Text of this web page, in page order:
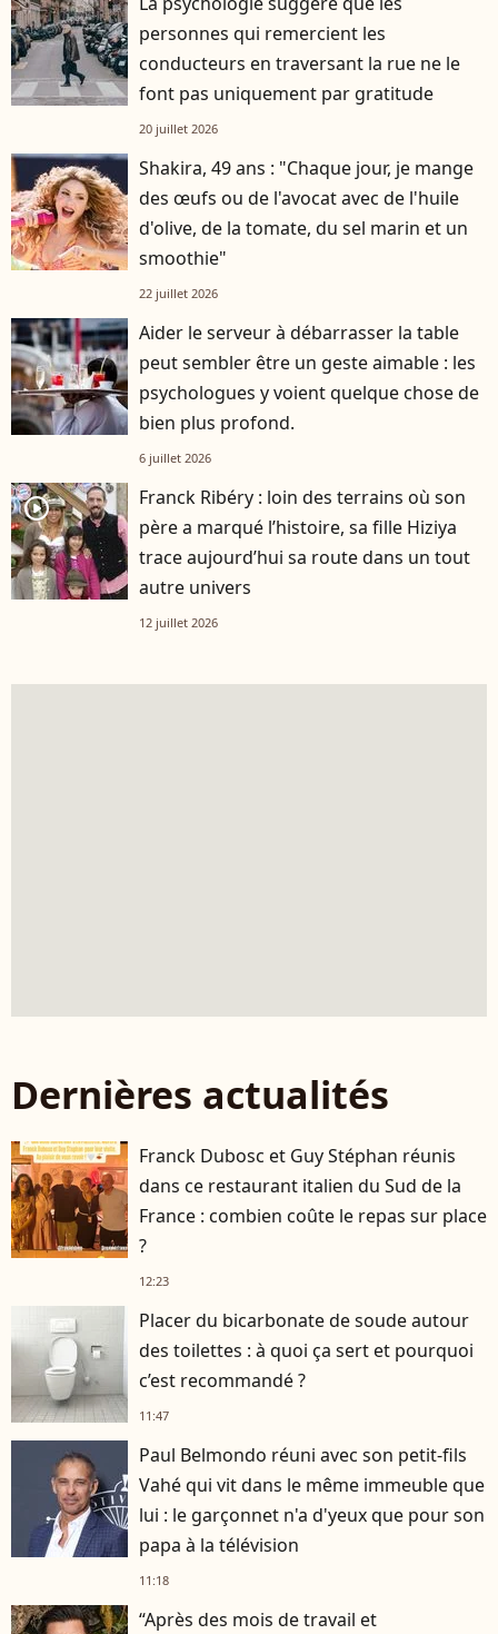
personnes qui remercient les
conducteurs en traversant la rue ne le
font pas uniquement par gratitude
20 juillet 2026
Shakira, 49 ans : "Chaque jour, je mange
des œufs ou de l'avocat avec de l'huile
d'olive, de la tomate, du sel marin et un
smoothie"
22 juillet 2026
Aider le serveur à débarrasser la table
peut sembler être un geste aimable : les
psychologues y voient quelque chose de
bien plus profond.
6 juillet 2026
player2
Franck Ribéry : loin des terrains où son
père a marqué l’histoire, sa fille Hiziya
trace aujourd’hui sa route dans un tout
autre univers
12 juillet 2026
Dernières actualités
Franck Dubosc et Guy Stéphan réunis
dans ce restaurant italien du Sud de la
France : combien coûte le repas sur place
?
12:23
Placer du bicarbonate de soude autour
des toilettes : à quoi ça sert et pourquoi
c’est recommandé ?
11:47
Paul Belmondo réuni avec son petit-fils
Vahé qui vit dans le même immeuble que
lui : le garçonnet n'a d'yeux que pour son
papa à la télévision
11:18
“Après des mois de travail et